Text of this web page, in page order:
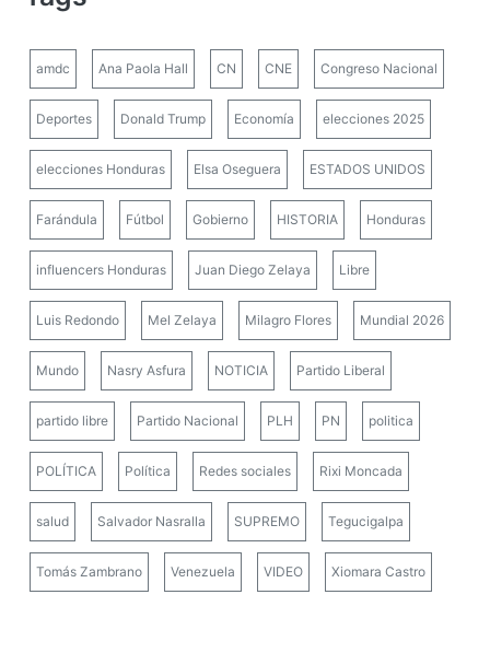
amdc Ana Paola Hall CN CNE Congreso Nacional
Deportes Donald Trump Economía elecciones 2025
elecciones Honduras Elsa Oseguera ESTADOS UNIDOS
Farándula Fútbol Gobierno HISTORIA Honduras
influencers Honduras Juan Diego Zelaya Libre
Luis Redondo Mel Zelaya Milagro Flores Mundial 2026
Mundo Nasry Asfura NOTICIA Partido Liberal
partido libre Partido Nacional PLH PN politica
POLÍTICA Política Redes sociales Rixi Moncada
salud Salvador Nasralla SUPREMO Tegucigalpa
Tomás Zambrano Venezuela VIDEO Xiomara Castro